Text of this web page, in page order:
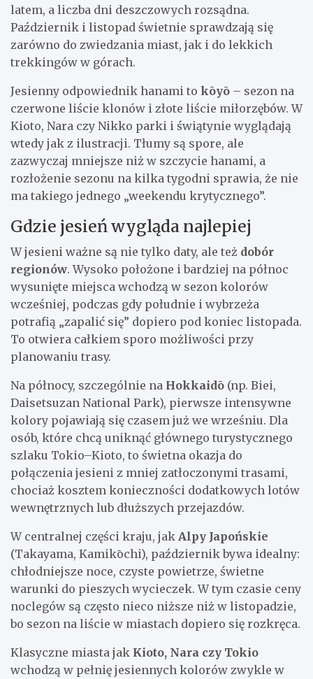
latem, a liczba dni deszczowych rozsądna.
Październik i listopad świetnie sprawdzają się
zarówno do zwiedzania miast, jak i do lekkich
trekkingów w górach.
Jesienny odpowiednik hanami to kōyō – sezon na
czerwone liście klonów i złote liście miłorzębów. W
Kioto, Nara czy Nikko parki i świątynie wyglądają
wtedy jak z ilustracji. Tłumy są spore, ale
zazwyczaj mniejsze niż w szczycie hanami, a
rozłożenie sezonu na kilka tygodni sprawia, że nie
ma takiego jednego „weekendu krytycznego”.
Gdzie jesień wygląda najlepiej
W jesieni ważne są nie tylko daty, ale też dobór
regionów. Wysoko położone i bardziej na północ
wysunięte miejsca wchodzą w sezon kolorów
wcześniej, podczas gdy południe i wybrzeża
potrafią „zapalić się” dopiero pod koniec listopada.
To otwiera całkiem sporo możliwości przy
planowaniu trasy.
Na północy, szczególnie na Hokkaidō (np. Biei,
Daisetsuzan National Park), pierwsze intensywne
kolory pojawiają się czasem już we wrześniu. Dla
osób, które chcą uniknąć głównego turystycznego
szlaku Tokio–Kioto, to świetna okazja do
połączenia jesieni z mniej zatłoczonymi trasami,
chociaż kosztem konieczności dodatkowych lotów
wewnętrznych lub dłuższych przejazdów.
W centralnej części kraju, jak Alpy Japońskie
(Takayama, Kamikōchi), październik bywa idealny:
chłodniejsze noce, czyste powietrze, świetne
warunki do pieszych wycieczek. W tym czasie ceny
noclegów są często nieco niższe niż w listopadzie,
bo sezon na liście w miastach dopiero się rozkręca.
Klasyczne miasta jak Kioto, Nara czy Tokio
wchodzą w pełnię jesiennych kolorów zwykle w